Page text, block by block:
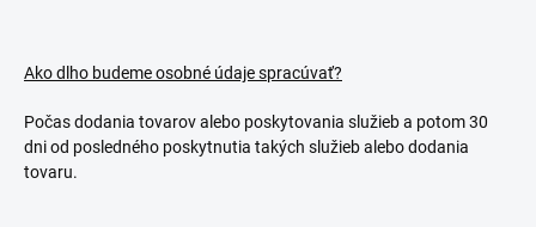
Ako dlho budeme osobné údaje spracúvať?
Počas dodania tovarov alebo poskytovania služieb a potom 30
dni od posledného poskytnutia takých služieb alebo dodania
tovaru.